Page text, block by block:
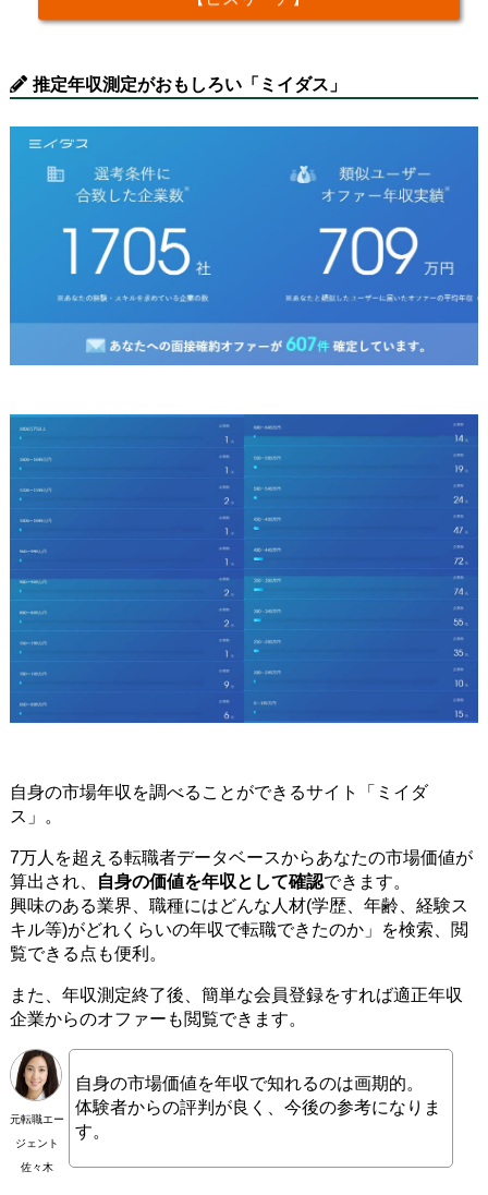
推定年収測定がおもしろい「ミイダス」
自身の市場年収を調べることができるサイト「ミイダ
ス」。
7万人を超える転職者データベースからあなたの市場価値が
算出され、
自身の価値を年収として確認できます。
興味のある業界、職種にはどんな人材(学歴、年齢、経験ス
キル等)がどれくらいの年収で転職できたのか」を検索、閲
覧できる点も便利。
また、年収測定終了後、簡単な会員登録をすれば適正年収
企業からのオファーも閲覧できます。
元転職エー
ジェント
佐々木
自身の市場価値を年収で知れるのは画期的。
体験者からの評判が良く、今後の参考になりま
す。